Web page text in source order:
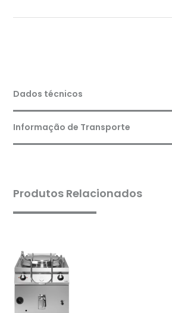
Dados técnicos
Informação de Transporte
Produtos Relacionados